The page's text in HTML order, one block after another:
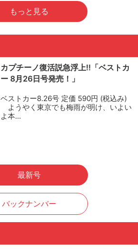
もっと見る
カプチーノ復活説急浮上!!「ベストカ
ー 8月26日号発売！」
ベストカー8.26号 定価 590円 (税込み)
ようやく東京でも梅雨が明け、いよい
よ本…
最新号
バックナンバー